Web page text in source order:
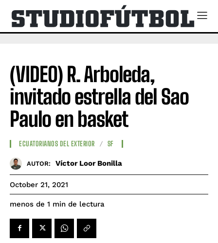
(VIDEO) R. Arboleda,
invitado estrella del Sao
Paulo en basket
ECUATORIANOS DEL EXTERIOR SF
AUTOR: Víctor Loor Bonilla
October 21, 2021
menos de 1 min de lectura